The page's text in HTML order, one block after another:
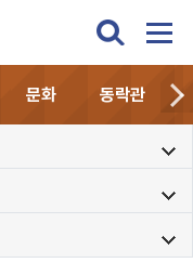
문화 동락관